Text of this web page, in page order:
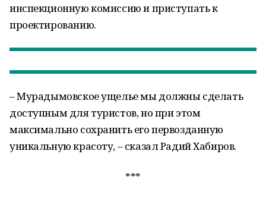
инспекционную комиссию и приступать к
проектированию.
– Мурадымовское ущелье мы должны сделать
доступным для туристов, но при этом
максимально сохранить его первозданную
уникальную красоту, – сказал Радий Хабиров.
***